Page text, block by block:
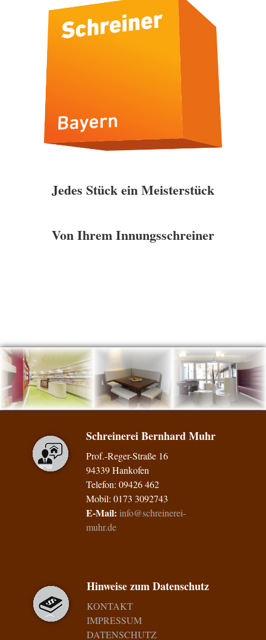
Jedes Stück ein Meisterstück
Von Ihrem Innungsschreiner
Schreinerei Bernhard Muhr
Prof.-Reger-Straße 16
94339 Hankofen
Telefon: 09426 462
Mobil: 0173 3092743
E-Mail: info@schreinerei-
muhr.de
Hinweise zum Datenschutz
KONTAKT
IMPRESSUM
DATENSCHUTZ